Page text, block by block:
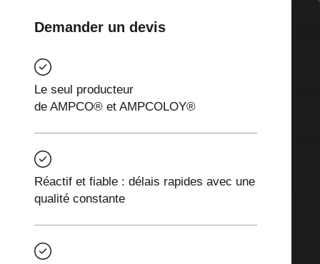
Demander un devis
Le seul producteur
de AMPCO® et AMPCOLOY®
Réactif et fiable : délais rapides avec une
qualité constante